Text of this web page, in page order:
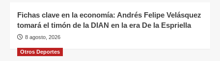
Fichas clave en la economía: Andrés Felipe Velásquez
tomará el timón de la DIAN en la era De la Espriella
8 agosto, 2026
Otros Deportes